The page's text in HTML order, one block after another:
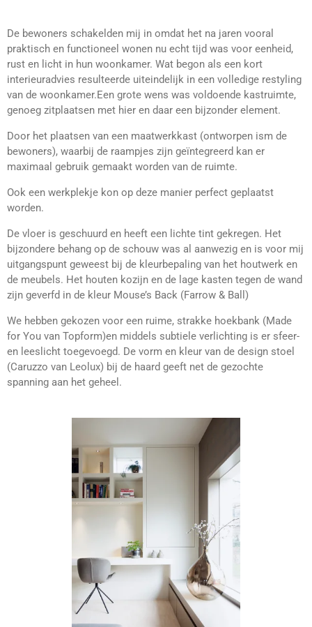
De bewoners schakelden mij in omdat het na jaren vooral
praktisch en functioneel wonen nu echt tijd was voor eenheid,
rust en licht in hun woonkamer. Wat begon als een kort
interieuradvies resulteerde uiteindelijk in een volledige restyling
van de woonkamer.Een grote wens was voldoende kastruimte,
genoeg zitplaatsen met hier en daar een bijzonder element.
Door het plaatsen van een maatwerkkast (ontworpen ism de
bewoners), waarbij de raampjes zijn geïntegreerd kan er
maximaal gebruik gemaakt worden van de ruimte.
Ook een werkplekje kon op deze manier perfect geplaatst
worden.
De vloer is geschuurd en heeft een lichte tint gekregen. Het
bijzondere behang op de schouw was al aanwezig en is voor mij
uitgangspunt geweest bij de kleurbepaling van het houtwerk en
de meubels. Het houten kozijn en de lage kasten tegen de wand
zijn geverfd in de kleur Mouse’s Back (Farrow & Ball)
We hebben gekozen voor een ruime, strakke hoekbank (Made
for You van Topform)en middels subtiele verlichting is er sfeer-
en leeslicht toegevoegd. De vorm en kleur van de design stoel
(Caruzzo van Leolux) bij de haard geeft net de gezochte
spanning aan het geheel.